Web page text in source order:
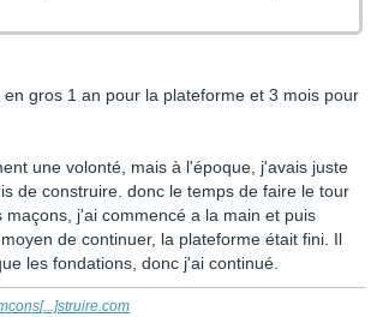
en gros 1 an pour la plateforme et 3 mois pour
une volonté, mais à l'époque, j'avais juste
de construire. donc le temps de faire le tour
maçons, j'ai commencé a la main et puis
de continuer, la plateforme était fini. Il
les fondations, donc j'ai continué.
[...]struire.com